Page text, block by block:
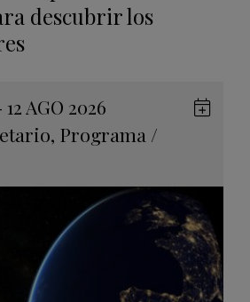
descubrir los
AGO 2026
, Programa /